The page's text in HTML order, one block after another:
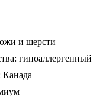
и шерсти
гипоаллергенный
Канада